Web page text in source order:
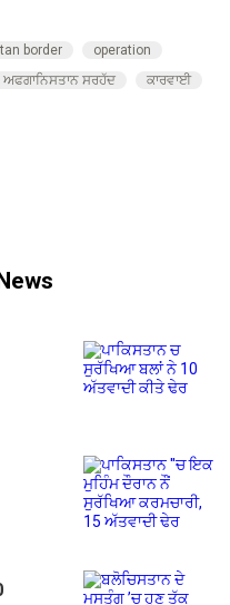
border
operation
ਅਫਗਾਨਿਸਤਾਨ ਸਰਹੱਦ
ਕਾਰਵਾਈ